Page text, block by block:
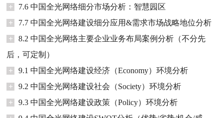
+
7.6 中国全光网络细分市场分析：智慧园区
+
7.7 中国全光网络建设细分应用&需求市场战略地位分析
+
8.2 中国全光网络主要企业业务布局案例分析（不分先
后，可定制）
+
9.1 中国全光网络建设经济（Economy）环境分析
+
9.2 中国全光网络建设社会（Society）环境分析
+
9.3 中国全光网络建设政策（Policy）环境分析